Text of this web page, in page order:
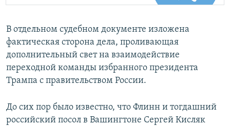
В отдельном судебном документе изложена
фактическая сторона дела, проливающая
дополнительный свет на взаимодействие
переходной команды избранного президента
Трампа с правительством России.
До сих пор было известно, что Флинн и тогдашний
российский посол в Вашингтоне Сергей Кисляк